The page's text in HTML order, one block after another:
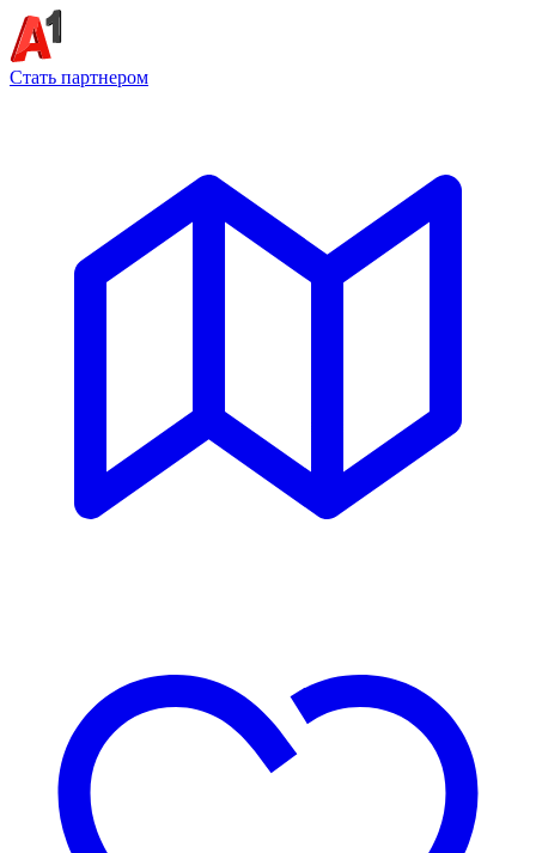
Стать партнером